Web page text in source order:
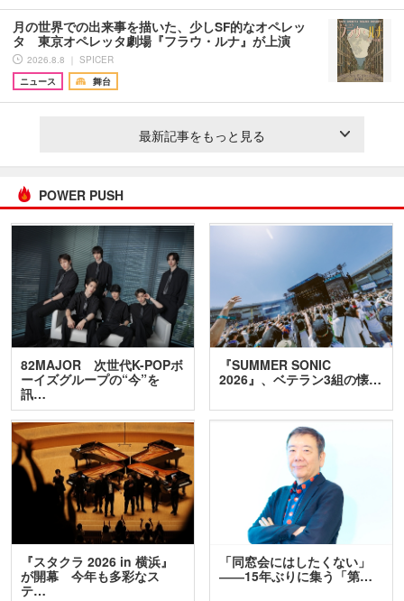
月の世界での出来事を描いた、少しSF的なオペレッ
タ 東京オペレッタ劇場『フラウ・ルナ』が上演
2026.8.8 ｜ SPICER
ニュース
舞台
最新記事をもっと見る
POWER PUSH
82MAJOR 次世代K-POPボ
ーイズグループの“今”を
訊…
『SUMMER SONIC
2026』、ベテラン3組の懐…
『スタクラ 2026 in 横浜』
が開幕 今年も多彩なス
テ…
「同窓会にはしたくない」
――15年ぶりに集う「第…